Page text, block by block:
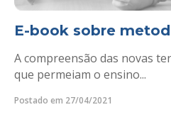
E-book sobre
A compreensão das novas
que permeiam o ensino...
Postado em 27/04/2021